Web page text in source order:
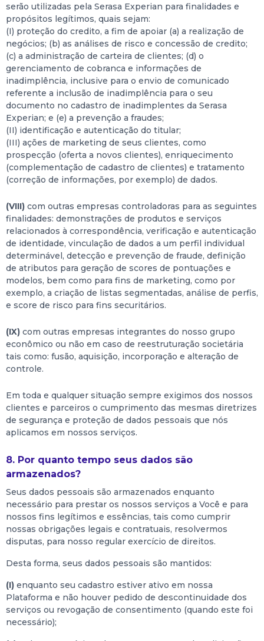
serão utilizadas pela Serasa Experian para finalidades e
propósitos legítimos, quais sejam:
(I) proteção do credito, a fim de apoiar (a) a realização de
negócios; (b) as análises de risco e concessão de credito;
(c) a administração de carteira de clientes; (d) o
gerenciamento de cobranca e informações de
inadimplência, inclusive para o envio de comunicado
referente a inclusão de inadimplência para o seu
documento no cadastro de inadimplentes da Serasa
Experian; e (e) a prevenção a fraudes;
(II) identificação e autenticação do titular;
(III) ações de marketing de seus clientes, como
prospecção (oferta a novos clientes), enriquecimento
(complementação de cadastro de clientes) e tratamento
(correção de informações, por exemplo) de dados.
(VIII) com outras empresas controladoras para as seguintes
finalidades: demonstrações de produtos e serviços
relacionados à correspondência, verificação e autenticação
de identidade, vinculação de dados a um perfil individual
determinável, detecção e prevenção de fraude, definição
de atributos para geração de scores de pontuações e
modelos, bem como para fins de marketing, como por
exemplo, a criação de listas segmentadas, análise de perfis,
e score de risco para fins securitários.
(IX) com outras empresas integrantes do nosso grupo
econômico ou não em caso de reestruturação societária
tais como: fusão, aquisição, incorporação e alteração de
controle.
Em toda e qualquer situação sempre exigimos dos nossos
clientes e parceiros o cumprimento das mesmas diretrizes
de segurança e proteção de dados pessoais que nós
aplicamos em nossos serviços.
8. Por quanto tempo seus dados são
armazenados?
Seus dados pessoais são armazenados enquanto
necessário para prestar os nossos serviços a Você e para
nossos fins legítimos e essências, tais como cumprir
nossas obrigações legais e contratuais, resolvermos
disputas, para nosso regular exercício de direitos.
Desta forma, seus dados pessoais são mantidos:
(I) enquanto seu cadastro estiver ativo em nossa
Plataforma e não houver pedido de descontinuidade dos
serviços ou revogação de consentimento (quando este foi
necessário);